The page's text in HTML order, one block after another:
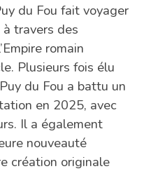
du Fou fait voyager
travers des
romain
Plusieurs fois élu
du Fou a battu un
en 2025, avec
Il a également
nouveauté
création originale